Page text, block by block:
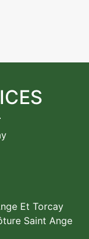
Et Torcay
Saint Ange